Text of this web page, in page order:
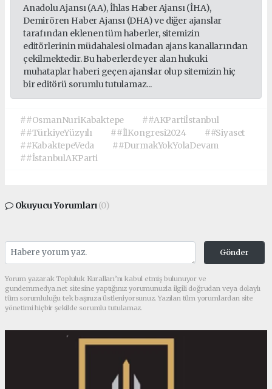
Anadolu Ajansı (AA), İhlas Haber Ajansı (İHA),
Demirören Haber Ajansı (DHA) ve diğer ajanslar
tarafından eklenen tüm haberler, sitemizin
editörlerinin müdahalesi olmadan ajans kanallarından
çekilmektedir. Bu haberlerde yer alan hukuki
muhataplar haberi geçen ajanslar olup sitemizin hiç
bir editörü sorumlu tutulamaz...
##OsmanNuriKabaktepe
##AKPartiİstanbul
##TürkiyeYüzyılı
##İlKongresi2024
##Siyaset
##KabaktepeVeda
##DurmakYokYolaDevam
##İstanbulAKParti
Okuyucu Yorumları(0)
Gönder
Yorum yazarak Topluluk Kuralları’nı kabul etmiş bulunuyor ve
gundemmedya.net sitesine yaptığınız yorumunuzla ilgili doğrudan veya dolaylı
tüm sorumluluğu tek başınıza üstleniyorsunuz. Yazılan tüm yorumlardan site
yönetimi hiçbir şekilde sorumlu tutulamaz.